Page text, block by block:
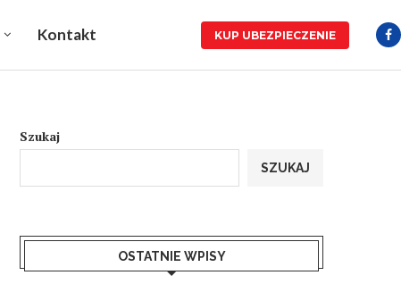
Kontakt KUP UBEZPIECZENIE
Szukaj
SZUKAJ
OSTATNIE WPISY